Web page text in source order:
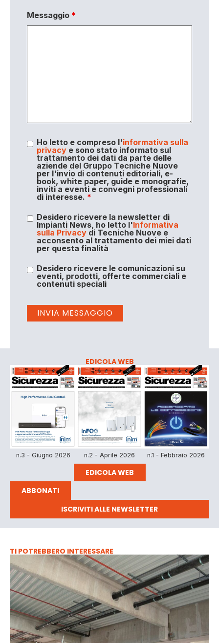
Messaggio *
Ho letto e compreso l'informativa sulla
privacye sono stato informato sul
trattamento dei dati da parte delle
aziende del Gruppo Tecniche Nuove
per l'invio di contenuti editoriali, e-
book, white paper, guide e monografie,
inviti a eventi e convegni professionali
di interesse. *
Desidero ricevere la newsletter di
Impianti News, ho letto l'Informativa
sulla Privacydi Tecniche Nuove e
acconsento al trattamento dei miei dati
per questa finalità
Desidero ricevere le comunicazioni su
eventi, prodotti, offerte commerciali e
contenuti speciali
EDICOLA WEB
n.3 - Giugno 2026 n.2 - Aprile 2026 n.1 - Febbraio 2026
EDICOLA WEB
ABBONATI
ISCRIVITI ALLE NEWSLETTER
TI POTREBBERO INTERESSARE